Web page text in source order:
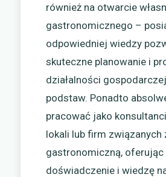
również na otwarcie
gastronomicznego –
odpowiedniej wiedzy
skuteczne planowanie i
działalności
podstaw. Ponadto
pracować jako
lokali lub firm związanych
gastronomiczną,
doświadczenie i wiedzę